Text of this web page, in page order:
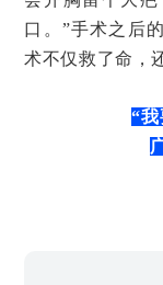
口。”手术之后
术不仅救了命，
“